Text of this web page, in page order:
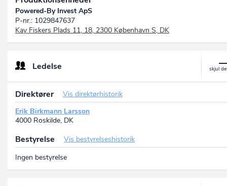
Powered-By Invest ApS
P-nr.: 1029847637
Kay Fiskers Plads 11, 18, 2300 København S, DK
Ledelse
Direktører
Vis direktørhistorik
Erik Birkmann Larsson
4000 Roskilde, DK
Bestyrelse
Vis bestyrelseshistorik
Ingen bestyrelse